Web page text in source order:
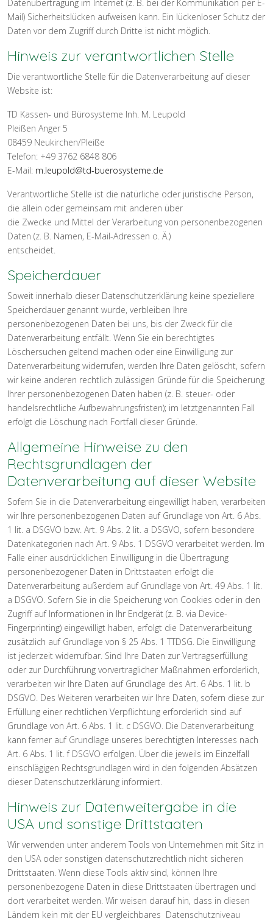
Datenübertragung im Internet (z. B. bei der Kommunikation per E-
Mail) Sicherheitslücken aufweisen kann. Ein lückenloser Schutz der
Daten vor dem Zugriff durch Dritte ist nicht möglich.
Hinweis zur verantwortlichen Stelle
Die verantwortliche Stelle für die Datenverarbeitung auf dieser
Website ist:
TD Kassen- und Bürosysteme Inh. M. Leupold
Pleißen Anger 5
08459 Neukirchen/Pleiße
Telefon: +49 3762 6848 806
E-Mail: m.leupold@td-buerosysteme.de
Verantwortliche Stelle ist die natürliche oder juristische Person,
die allein oder gemeinsam mit anderen über
die Zwecke und Mittel der Verarbeitung von personenbezogenen
Daten (z. B. Namen, E-Mail-Adressen o. Ä.)
entscheidet.
Speicherdauer
Soweit innerhalb dieser Datenschutzerklärung keine speziellere
Speicherdauer genannt wurde, verbleiben Ihre
personenbezogenen Daten bei uns, bis der Zweck für die
Datenverarbeitung entfällt. Wenn Sie ein berechtigtes
Löschersuchen geltend machen oder eine Einwilligung zur
Datenverarbeitung widerrufen, werden Ihre Daten gelöscht, sofern
wir keine anderen rechtlich zulässigen Gründe für die Speicherung
Ihrer personenbezogenen Daten haben (z. B. steuer- oder
handelsrechtliche Aufbewahrungsfristen); im letztgenannten Fall
erfolgt die Löschung nach Fortfall dieser Gründe.
Allgemeine Hinweise zu den
Rechtsgrundlagen der
Datenverarbeitung auf dieser Website
Sofern Sie in die Datenverarbeitung eingewilligt haben, verarbeiten
wir Ihre personenbezogenen Daten auf Grundlage von Art. 6 Abs.
1 lit. a DSGVO bzw. Art. 9 Abs. 2 lit. a DSGVO, sofern besondere
Datenkategorien nach Art. 9 Abs. 1 DSGVO verarbeitet werden. Im
Falle einer ausdrücklichen Einwilligung in die Übertragung
personenbezogener Daten in Drittstaaten erfolgt die
Datenverarbeitung außerdem auf Grundlage von Art. 49 Abs. 1 lit.
a DSGVO. Sofern Sie in die Speicherung von Cookies oder in den
Zugriff auf Informationen in Ihr Endgerät (z. B. via Device-
Fingerprinting) eingewilligt haben, erfolgt die Datenverarbeitung
zusätzlich auf Grundlage von § 25 Abs. 1 TTDSG. Die Einwilligung
ist jederzeit widerrufbar. Sind Ihre Daten zur Vertragserfüllung
oder zur Durchführung vorvertraglicher Maßnahmen erforderlich,
verarbeiten wir Ihre Daten auf Grundlage des Art. 6 Abs. 1 lit. b
DSGVO. Des Weiteren verarbeiten wir Ihre Daten, sofern diese zur
Erfüllung einer rechtlichen Verpflichtung erforderlich sind auf
Grundlage von Art. 6 Abs. 1 lit. c DSGVO. Die Datenverarbeitung
kann ferner auf Grundlage unseres berechtigten Interesses nach
Art. 6 Abs. 1 lit. f DSGVO erfolgen. Über die jeweils im Einzelfall
einschlägigen Rechtsgrundlagen wird in den folgenden Absätzen
dieser Datenschutzerklärung informiert.
Hinweis zur Datenweitergabe in die
USA und sonstige Drittstaaten
Wir verwenden unter anderem Tools von Unternehmen mit Sitz in
den USA oder sonstigen datenschutzrechtlich nicht sicheren
Drittstaaten. Wenn diese Tools aktiv sind, können Ihre
personenbezogene Daten in diese Drittstaaten übertragen und
dort verarbeitet werden. Wir weisen darauf hin, dass in diesen
Ländern kein mit der EU vergleichbares Datenschutzniveau